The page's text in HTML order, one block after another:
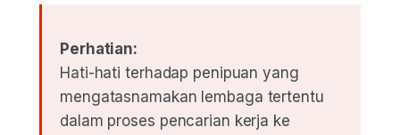
Perhatian:
Hati-hati terhadap penipuan yang
mengatasnamakan lembaga tertentu
dalam proses pencarian kerja ke